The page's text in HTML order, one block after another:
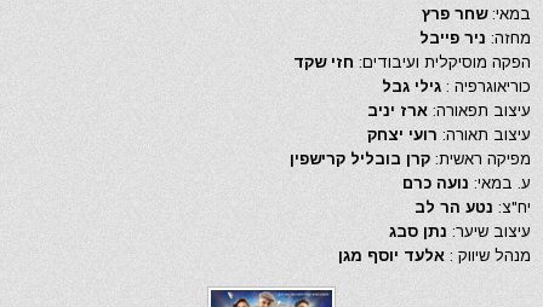
במאי:שחר פרץ
מחזה: ניר פייבל
הפקה מוסיקלית ועיבודים: חזי שקד
כוריאוגרפיה : גילי גבל
עיצוב תפאורה: ארז יניב
עיצוב תאורה: רועי יצחק
מפיקה ראשית: קרן בובליל קרישפין
ע. במאי: נועה כרם
יח"צ: נטע הר לב
עיצוב שיער: נתן סבג
מנהל שיווק : אלעד יוסף מגן